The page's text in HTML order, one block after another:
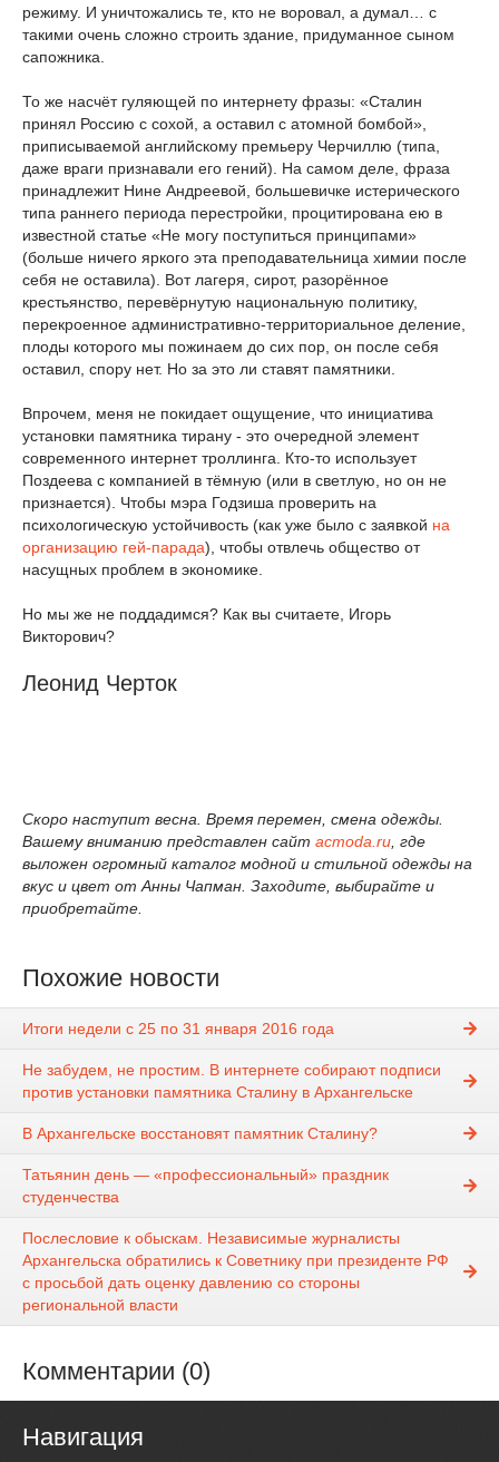
режиму. И уничтожались те, кто не воровал, а думал… с
такими очень сложно строить здание, придуманное сыном
сапожника.
То же насчёт гуляющей по интернету фразы: «Сталин
принял Россию с сохой, а оставил с атомной бомбой»,
приписываемой английскому премьеру Черчиллю (типа,
даже враги признавали его гений). На самом деле, фраза
принадлежит Нине Андреевой, большевичке истерического
типа раннего периода перестройки, процитирована ею в
известной статье «Не могу поступиться принципами»
(больше ничего яркого эта преподавательница химии после
себя не оставила). Вот лагеря, сирот, разорённое
крестьянство, перевёрнутую национальную политику,
перекроенное административно-территориальное деление,
плоды которого мы пожинаем до сих пор, он после себя
оставил, спору нет. Но за это ли ставят памятники.
Впрочем, меня не покидает ощущение, что инициатива
установки памятника тирану - это очередной элемент
современного интернет троллинга. Кто-то использует
Поздеева с компанией в тёмную (или в светлую, но он не
признается). Чтобы мэра Годзиша проверить на
психологическую устойчивость (как уже было с заявкой на
организацию гей-парада), чтобы отвлечь общество от
насущных проблем в экономике.
Но мы же не поддадимся? Как вы считаете, Игорь
Викторович?
Леонид Черток
Скоро наступит весна. Время перемен, смена одежды.
Вашему вниманию представлен сайт acmoda.ru , где
выложен огромный каталог модной и стильной одежды на
вкус и цвет от Анны Чапман. Заходите, выбирайте и
приобретайте.
Похожие новости
Итоги недели с 25 по 31 января 2016 года
Не забудем, не простим. В интернете собирают подписи
против установки памятника Сталину в Архангельске
В Архангельске восстановят памятник Сталину?
Татьянин день — «профессиональный» праздник
студенчества
Послесловие к обыскам. Независимые журналисты
Архангельска обратились к Советнику при президенте РФ
с просьбой дать оценку давлению со стороны
региональной власти
Комментарии (0)
Навигация